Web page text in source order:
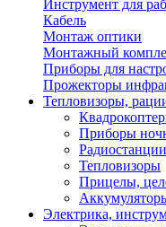
Инструмент для
Кабель
Монтаж оптики
Монтажный
Приборы для
Прожекторы
Тепловизоры,
Приборы
Радиостанции
Тепловизоры
Прицелы,
Электрика,